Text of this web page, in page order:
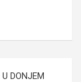
DONJEM